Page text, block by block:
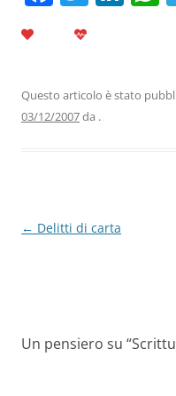
b
o
dI A
Questo articolo è stato
03/12/2007da .
Navigazione
← Delitti di carta
Un pensiero su “